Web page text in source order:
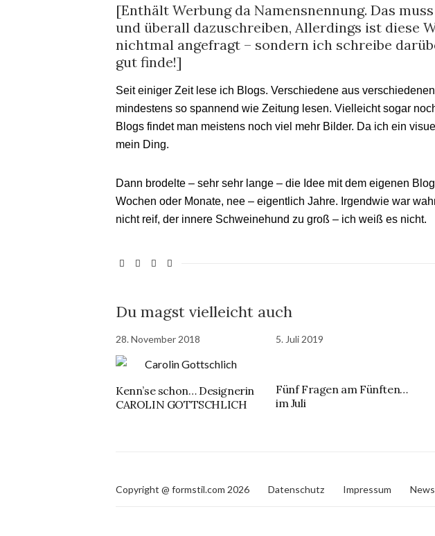
[Enthält Werbung da Namensnennung. Das
und überall dazuschreiben, Allerdings ist diese
nichtmal angefragt – sondern ich schreibe
gut finde!]
Seit einiger Zeit lese ich Blogs. Verschiedene aus
mindestens so spannend wie Zeitung lesen. Vielleicht sogar
Blogs findet man meistens noch viel mehr Bilder. Da ich ein
mein Ding.
Dann brodelte – sehr sehr lange – die Idee mit dem eigenen
Wochen oder Monate, nee – eigentlich Jahre. Irgendwie war
nicht reif, der innere Schweinehund zu groß – ich weiß es nicht.
Du magst vielleicht auch
28. November 2018
Kenn’se schon… Designerin
CAROLIN GOTTSCHLICH
5. Juli 2019
Fünf Fragen am Fünften…
im Juli
Copyright @ formstil.com 2026 Datenschutz Impressum